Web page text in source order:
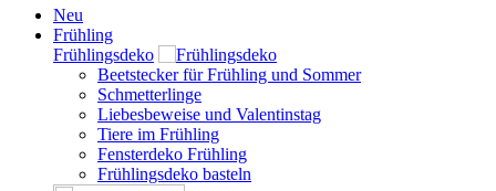
Neu
Frühling
Frühlingsdeko
Beetstecker für Frühling und Sommer
Schmetterlinge
Liebesbeweise und Valentinstag
Tiere im Frühling
Fensterdeko Frühling
Frühlingsdeko basteln